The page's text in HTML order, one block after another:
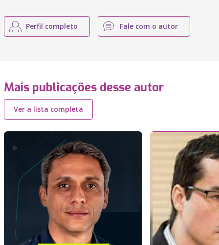
Perfil completo Fale com o autor
Mais publicações desse autor
Ver a lista completa